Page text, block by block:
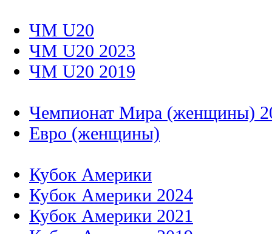
ЧМ U20
ЧМ U20 2023
ЧМ U20 2019
Чемпионат Мира (женщины)
Евро (женщины)
Кубок Америки
Кубок Америки 2024
Кубок Америки 2021